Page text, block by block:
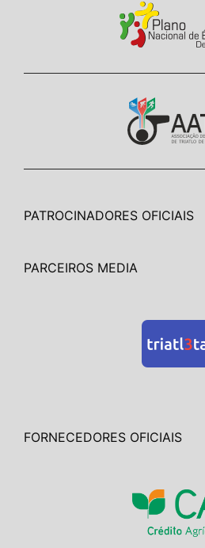
PATROCINADORES OFICIAIS
PARCEIROS MEDIA
FORNECEDORES OFICIAIS